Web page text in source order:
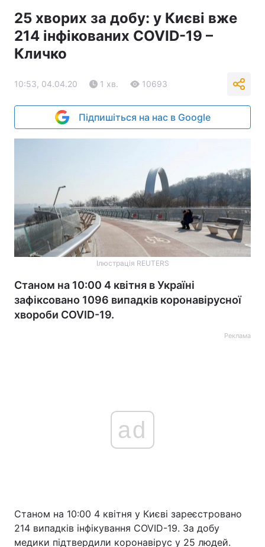
25 хворих за добу: у Києві вже
214 інфікованих COVID-19 –
Кличко
10:53, 04.04.20 1 хв. 10693
Підпишіться на нас в Google
Ілюстрація REUTERS
Станом на 10:00 4 квітня в Україні
зафіксовано 1096 випадків коронавірусної
хвороби COVID-19.
Реклама
ad
Станом на 10:00 4 квітня у Києві зареєстровано
214 випадків інфікування COVID-19. За добу
медики підтвердили коронавірус у 25 людей.